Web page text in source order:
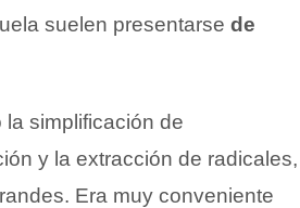
suelen presentarse de
simplificación de
y la extracción de radicales,
Era muy conveniente